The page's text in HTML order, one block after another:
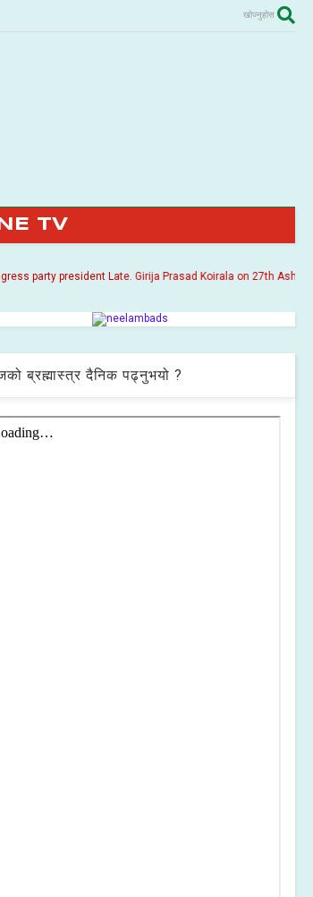
खोज्नुहोस
TV
party president Late. Girija Prasad Koirala on 27th Ashoj
ब्रह्मास्त्र दैनिक पढ्नुभयो ?